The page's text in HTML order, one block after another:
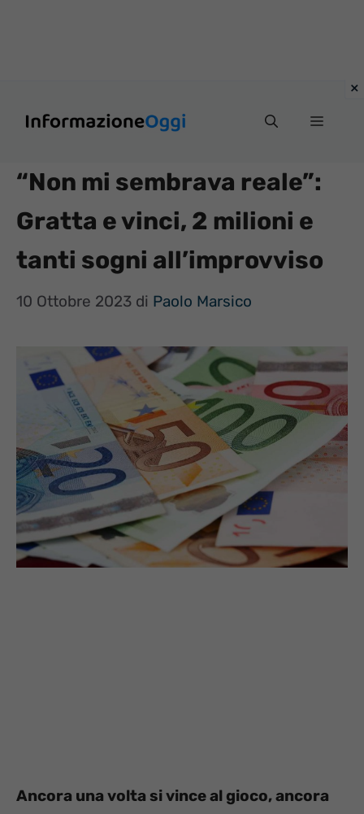
Menu
“Non mi sembrava reale”:
Gratta e vinci, 2 milioni e
tanti sogni all’improvviso
10 Ottobre 2023 di Paolo Marsico
Ancora una volta si vince al gioco, ancora